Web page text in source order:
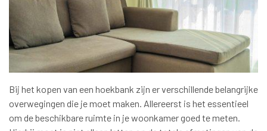
Bij het kopen van een hoekbank zijn er verschillende belangrijke
overwegingen die je moet maken. Allereerst is het essentieel
om de beschikbare ruimte in je woonkamer goed te meten.